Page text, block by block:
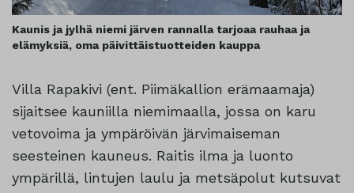
Kaunis ja jylhä niemi järven rannalla tarjoaa rauhaa ja
elämyksiä, oma päivittäistuotteiden kauppa
Villa Rapakivi (ent. Piimäkallion erämaamaja)
sijaitsee kauniilla niemimaalla, jossa on karu
vetovoima ja ympäröivän järvimaiseman
seesteinen kauneus. Raitis ilma ja luonto
ympärillä, lintujen laulu ja metsäpolut kutsuvat